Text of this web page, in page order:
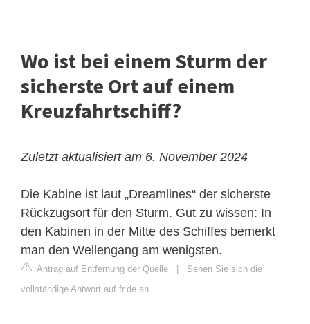
Wo ist bei einem Sturm der
sicherste Ort auf einem
Kreuzfahrtschiff?
Zuletzt aktualisiert am 6. November 2024
Die Kabine ist laut „Dreamlines“ der sicherste
Rückzugsort für den Sturm. Gut zu wissen: In
den Kabinen in der Mitte des Schiffes bemerkt
man den Wellengang am wenigsten.
Antrag auf Entfernung der Quelle
Sehen Sie sich die
vollständige Antwort auf fr.de an